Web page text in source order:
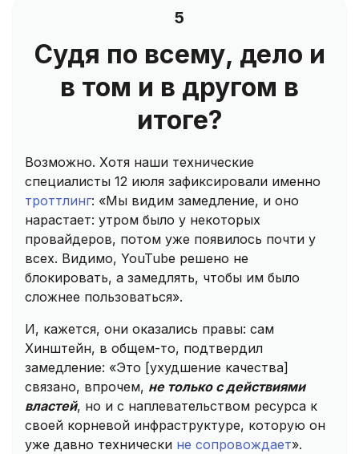
5
Судя по всему, дело и
в том и в другом в
итоге?
Возможно. Хотя наши технические
специалисты 12 июля зафиксировали именно
троттлинг: «Мы видим замедление, и оно
нарастает: утром было у некоторых
провайдеров, потом уже появилось почти у
всех. Видимо, YouTube решено не
блокировать, а замедлять, чтобы им было
сложнее пользоваться».
И, кажется, они оказались правы: сам
Хинштейн, в общем-то, подтвердил
замедление: «Это [ухудшение качества]
связано, впрочем, не только с действиями
властей, но и с наплевательством ресурса к
своей корневой инфраструктуре, которую он
уже давно технически не сопровождает».